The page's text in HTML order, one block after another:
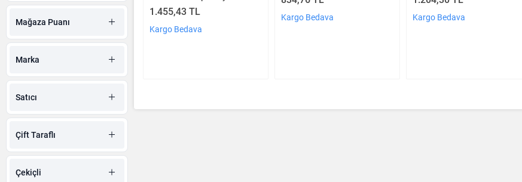
Mağaza Puanı
Marka
Satıcı
Çift Taraflı
Çekiçli
Kamp Baltası -2000gr
1.455,43 TL
Kargo Bedava
Kargo Bedava Kargo Bedava